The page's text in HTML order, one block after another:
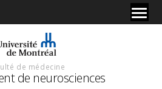
de médecine
de neurosciences